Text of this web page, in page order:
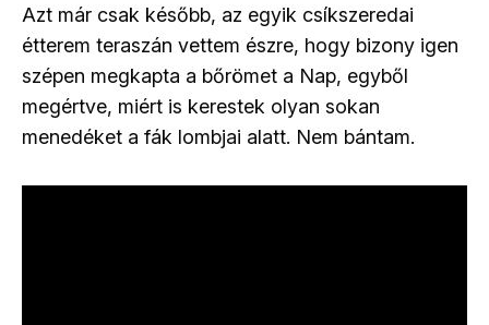
Azt már csak később, az egyik csíkszeredai
étterem teraszán vettem észre, hogy bizony igen
szépen megkapta a bőrömet a Nap, egyből
megértve, miért is kerestek olyan sokan
menedéket a fák lombjai alatt. Nem bántam.